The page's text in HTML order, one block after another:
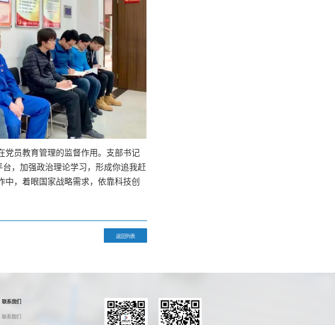
党员教育管理的监督作用。支部书记
，加强政治理论学习，形成你追我赶
中，着眼国家战略需求，依靠科技创
返回列表
联系我们
联系我们